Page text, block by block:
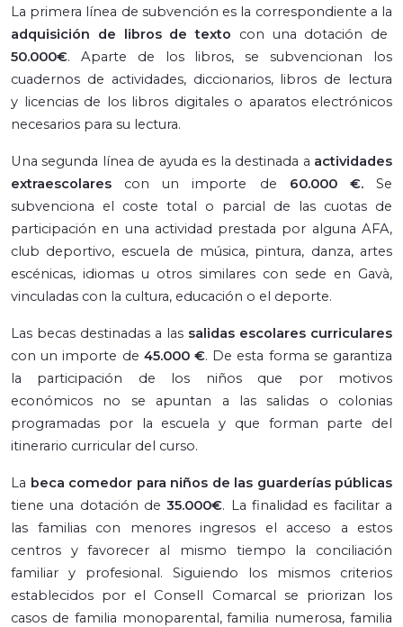
La primera línea de subvención es la correspondiente a la
adquisición de libros de texto con una dotación de
50.000€. Aparte de los libros, se subvencionan los
cuadernos de actividades, diccionarios, libros de lectura
y licencias de los libros digitales o aparatos electrónicos
necesarios para su lectura.
Una segunda línea de ayuda es la destinada a actividades
extraescolares con un importe de 60.000 €.Se
subvenciona el coste total o parcial de las cuotas de
participación en una actividad prestada por alguna AFA,
club deportivo, escuela de música, pintura, danza, artes
escénicas, idiomas u otros similares con sede en Gavà,
vinculadas con la cultura, educación o el deporte.
Las becas destinadas a las salidas escolares curriculares
con un importe de 45.000 €. De esta forma se garantiza
la participación de los niños que por motivos
económicos no se apuntan a las salidas o colonias
programadas por la escuela y que forman parte del
itinerario curricular del curso.
La beca comedor para niños de las guarderías públicas
tiene una dotación de35.000€. La finalidad es facilitar a
las familias con menores ingresos el acceso a estos
centros y favorecer al mismo tiempo la conciliación
familiar y profesional. Siguiendo los mismos criterios
establecidos por el Consell Comarcal se priorizan los
casos de familia monoparental, familia numerosa, familia